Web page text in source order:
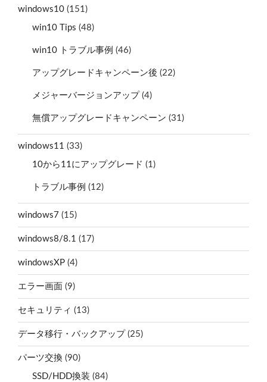
windows10 (151)
win10 Tips (48)
win10 トラブル事例 (46)
アップグレードキャンペーン後 (22)
メジャーバージョンアップ (4)
無償アップグレードキャンペーン (31)
windows11 (33)
10から11にアップグレード (1)
トラブル事例 (12)
windows7 (15)
windows8/8.1 (17)
windowsXP (4)
エラー画面 (9)
セキュリティ (13)
データ移行・バックアップ (25)
パーツ交換 (90)
SSD/HDD換装 (84)